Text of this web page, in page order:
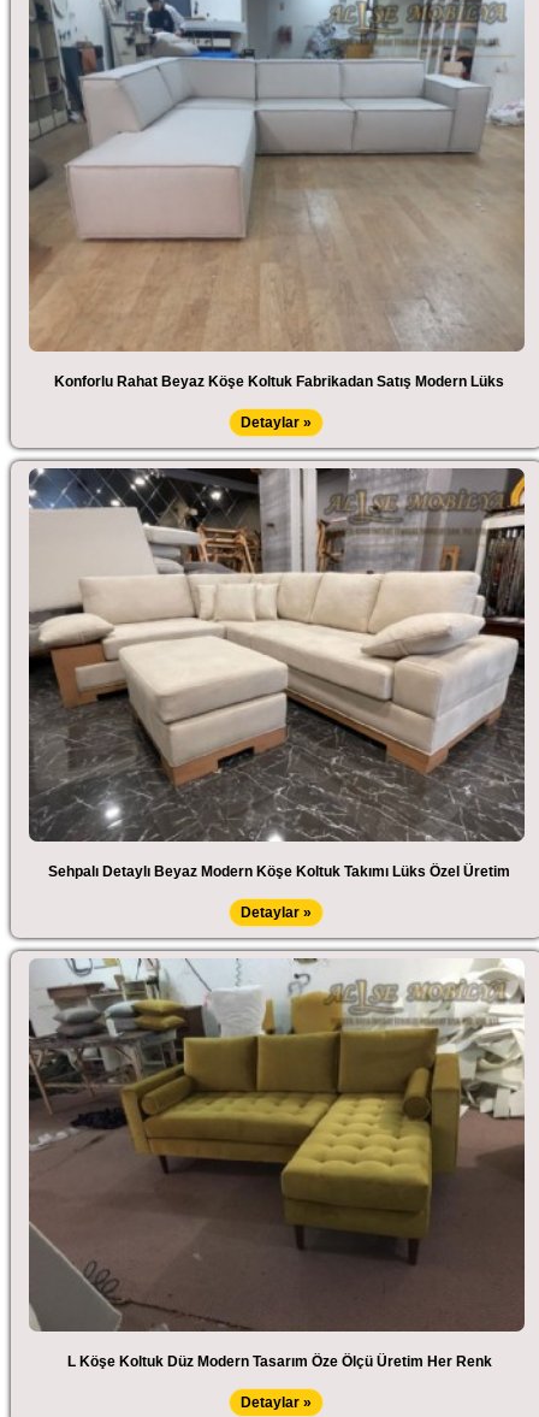
Konforlu Rahat Beyaz Köşe Koltuk Fabrikadan Satış Modern Lüks
Detaylar »
Sehpalı Detaylı Beyaz Modern Köşe Koltuk Takımı Lüks Özel Üretim
Detaylar »
L Köşe Koltuk Düz Modern Tasarım Öze Ölçü Üretim Her Renk
Detaylar »